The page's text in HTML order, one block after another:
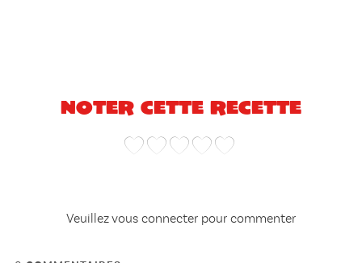
Noter cette recette
Veuillez vous connecter pour commenter